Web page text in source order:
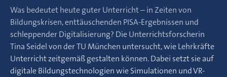
Was bedeutet heute guter Unterricht – in Zeiten von
Bildungskrisen, enttäuschenden PISA-Ergebnissen und
schleppender Digitalisierung? Die Unterrichtsforscherin
Tina Seidel von der TU München untersucht, wie Lehrkräfte
Unterricht zeitgemäß gestalten können. Dabei setzt sie auf
digitale Bildungstechnologien wie Simulationen und VR-